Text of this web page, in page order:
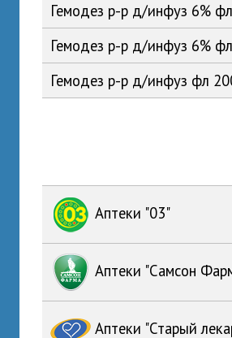
Гемодез р-р д/инфуз 6%
Гемодез р-р д/инфуз 6%
Гемодез р-р д/инфуз фл
Аптеки "03"
Аптеки "Самсон
Аптеки "Старый